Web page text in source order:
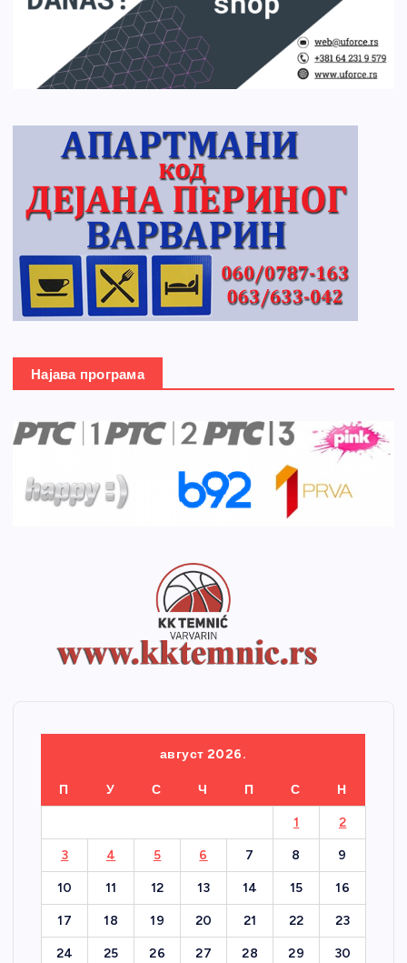
Најава програма
август 2026.
П У С Ч П С Н
1 2
3 4 5 6 7 8 9
10 11 12 13 14 15 16
17 18 19 20 21 22 23
24 25 26 27 28 29 30